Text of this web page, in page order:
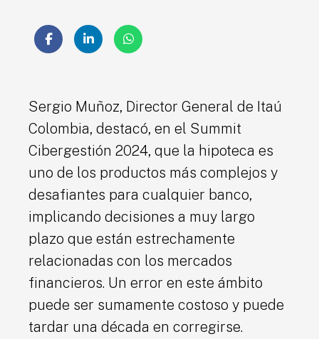
Sergio Muñoz, Director General de Itaú
Colombia, destacó, en el Summit
Cibergestión 2024, que la hipoteca es
uno de los productos más complejos y
desafiantes para cualquier banco,
implicando decisiones a muy largo
plazo que están estrechamente
relacionadas con los mercados
financieros. Un error en este ámbito
puede ser sumamente costoso y puede
tardar una década en corregirse.